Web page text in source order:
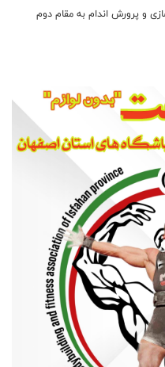
و پرورش اندام به مقام دوم